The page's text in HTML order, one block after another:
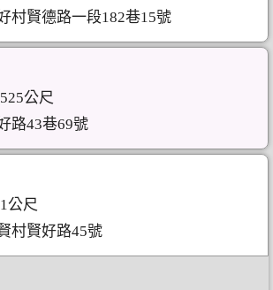
村賢德路一段182巷15號
公尺
路43巷69號
公尺
村賢好路45號